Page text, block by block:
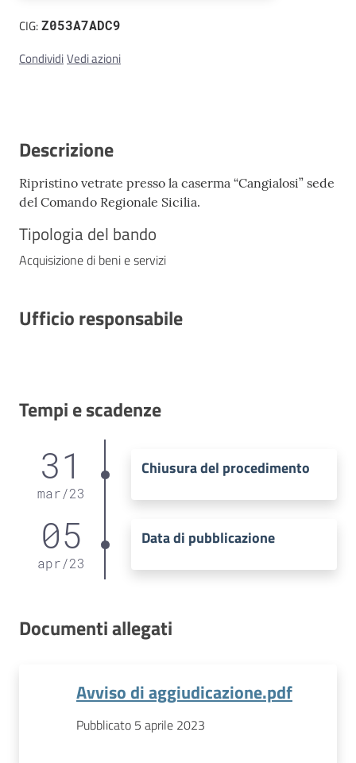
CIG:Z053A7ADC9
CondividiVedi azioni
Descrizione
Ripristino vetrate presso la caserma “Cangialosi” sede
del Comando Regionale Sicilia.
Tipologia del bando
Acquisizione di beni e servizi
Ufficio responsabile
Tempi e scadenze
31
mar/23
Chiusura del procedimento
05
apr/23
Data di pubblicazione
Documenti allegati
Avviso di aggiudicazione.pdf
Pubblicato 5 aprile 2023